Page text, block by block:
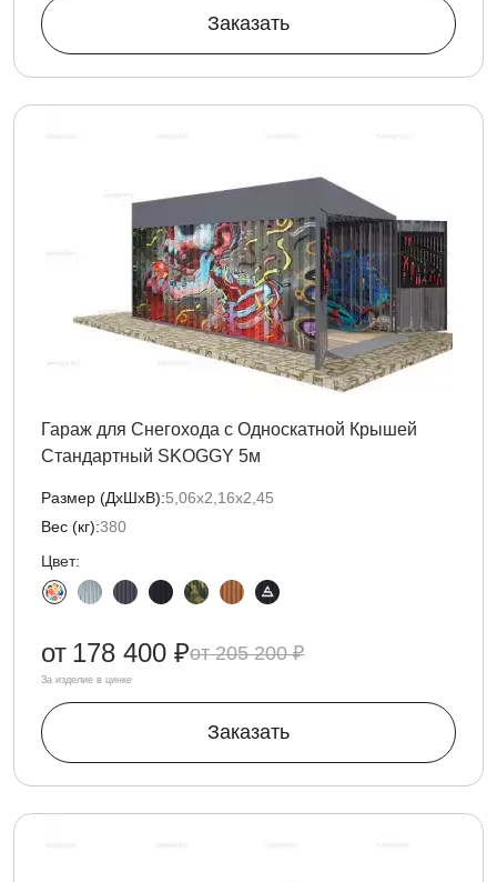
Заказать
Гараж для Снегохода с Односкатной Крышей
Стандартный SKOGGY 5м
Размер (ДxШxВ):5,06х2,16х2,45
Вес (кг):380
Цвет:
205 200 ₽
от 178 400 ₽
За изделие в цинке
Заказать